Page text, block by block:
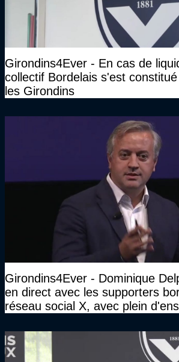
Girondins4Ever - En cas de
collectif Bordelais s'est
les Girondins
Girondins4Ever - Dominique
en direct avec les supporters
réseau social X, avec plein